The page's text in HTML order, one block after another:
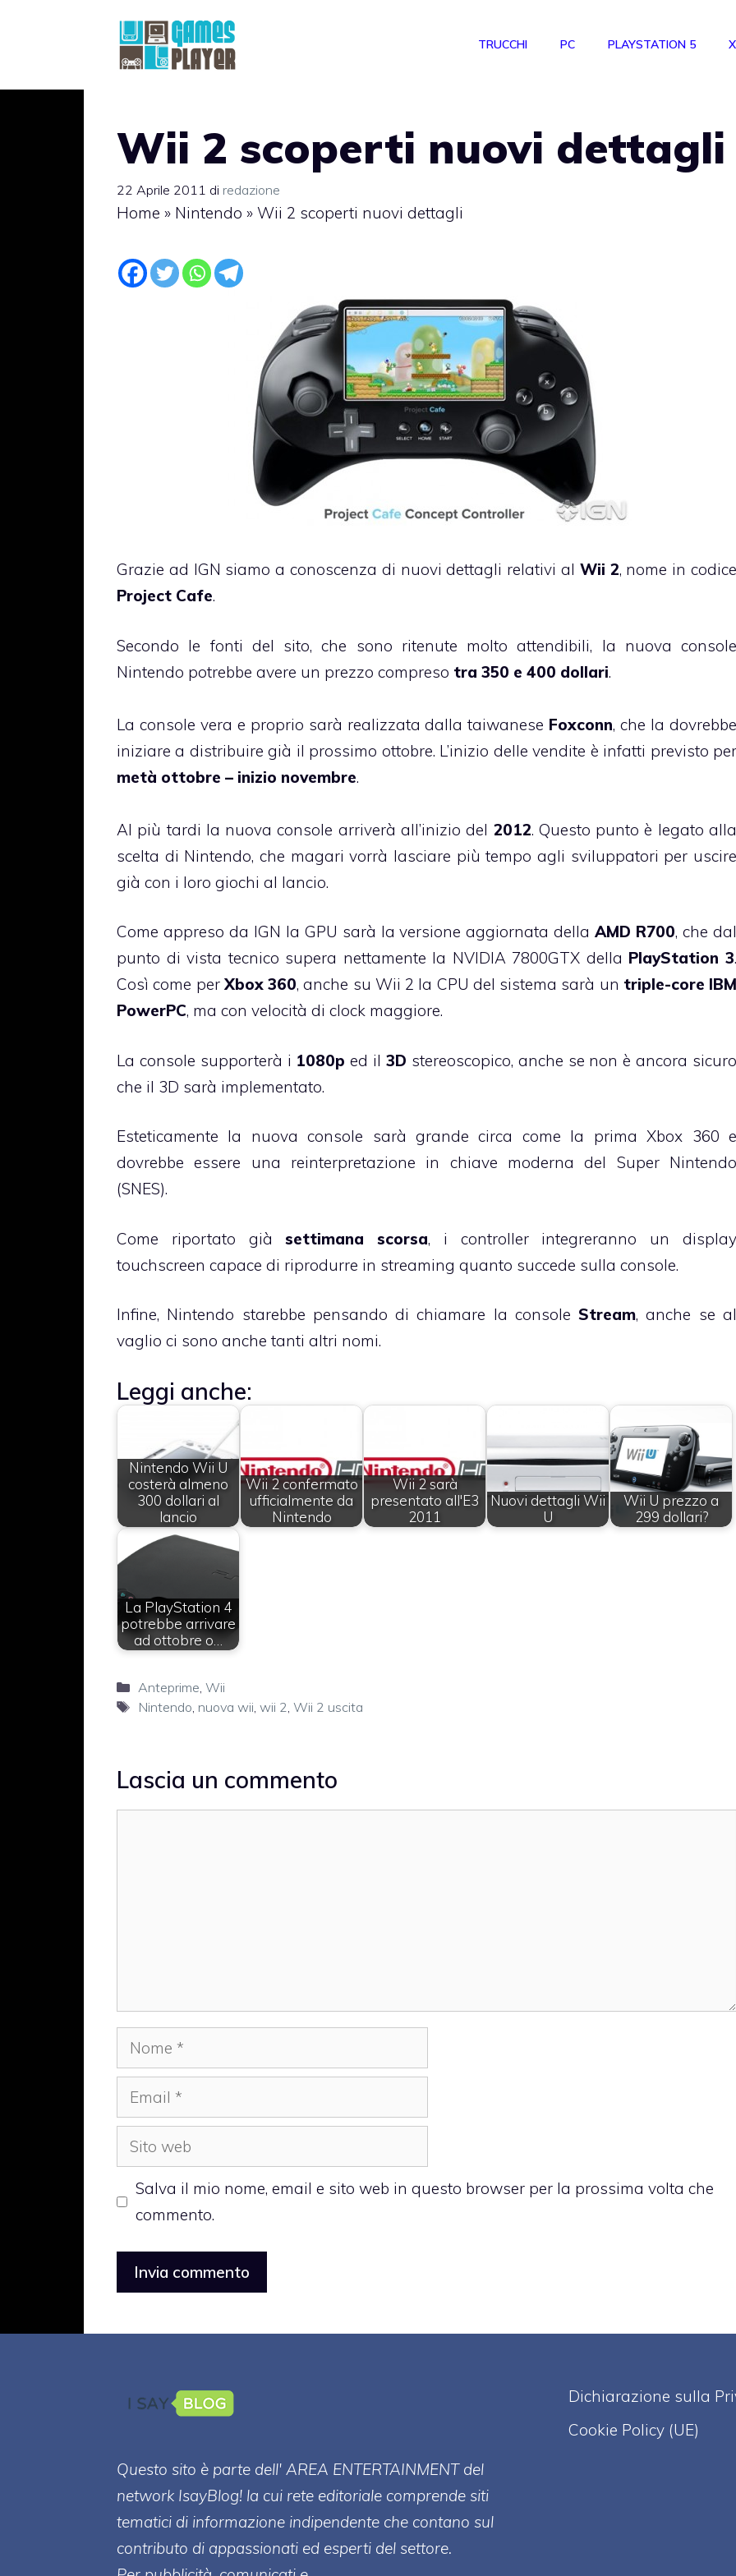
TRUCCHI PC PLAYSTATION 5
Wii 2 scoperti nuovi dettagli
22 Aprile 2011 di redazione
Home » Nintendo » Wii 2 scoperti nuovi dettagli
Grazie ad IGN siamo a conoscenza di nuovi dettagli relativi al Wii 2, nome in codice
Project Cafe.
Secondo le fonti del sito, che sono ritenute molto attendibili, la nuova console
Nintendo potrebbe avere un prezzo compreso tra 350 e 400 dollari.
La console vera e proprio sarà realizzata dalla taiwanese Foxconn, che la dovrebbe
iniziare a distribuire già il prossimo ottobre. L’inizio delle vendite è infatti previsto per
metà ottobre – inizio novembre.
Al più tardi la nuova console arriverà all’inizio del 2012. Questo punto è legato alla
scelta di Nintendo, che magari vorrà lasciare più tempo agli sviluppatori per uscire
già con i loro giochi al lancio.
Come appreso da IGN la GPU sarà la versione aggiornata dellaAMD R700, che dal
punto di vista tecnico supera nettamente la NVIDIA 7800GTX della PlayStation 3.
Così come perXbox 360, anche su Wii 2 la CPU del sistema sarà un triple-core IBM
PowerPC, ma con velocità di clock maggiore.
La console supporterà i 1080p ed il3D stereoscopico, anche se non è ancora sicuro
che il 3D sarà implementato.
Esteticamente la nuova console sarà grande circa come la prima Xbox 360 e
dovrebbe essere una reinterpretazione in chiave moderna del Super Nintendo
(SNES).
Come riportato giàsettimana scorsa, i controller integreranno un display
touchscreen capace di riprodurre in streaming quanto succede sulla console.
Infine, Nintendo starebbe pensando di chiamare la consoleStream, anche se al
vaglio ci sono anche tanti altri nomi.
Leggi anche:
Nintendo Wii U
costerà almeno
300 dollari al
lancio
Wii 2 confermato
ufficialmente da
Nintendo
Wii 2 sarà
presentato all'E3
2011
Nuovi dettagli Wii
U
Wii U prezzo a
299 dollari?
La PlayStation 4
potrebbe arrivare
ad ottobre o…
Categorie
Anteprime, Wii
Tag
Nintendo, nuova wii, wii 2, Wii 2 uscita
Lascia un commento
Nome
Email
Sito
web
Salva il mio nome, email e sito web in questo browser per la prossima volta che
commento.
Questo sito è parte dell' AREA ENTERTAINMENT del
network IsayBlog! la cui rete editoriale comprende siti
tematici di informazione indipendente che contano sul
contributo di appassionati ed esperti del settore.
Dichiarazione sulla
Cookie Policy (UE)